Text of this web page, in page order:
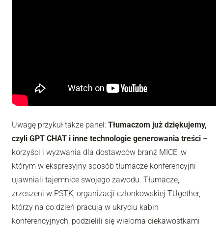
Uwagę przykuł także panel: Tłumaczom już dziękujemy,
czyli GPT CHAT i inne technologie generowania treści –
korzyści i wyzwania dla dostawców branż MICE, w
którym w ekspresyjny sposób tłumacze konferencyjni
ujawniali tajemnice swojego zawodu. Tłumacze,
zrzeszeni w PSTK, organizacji członkowskiej TUgether,
którzy na co dzień pracują w ukryciu kabin
konferencyjnych, podzielili się wieloma ciekawostkami